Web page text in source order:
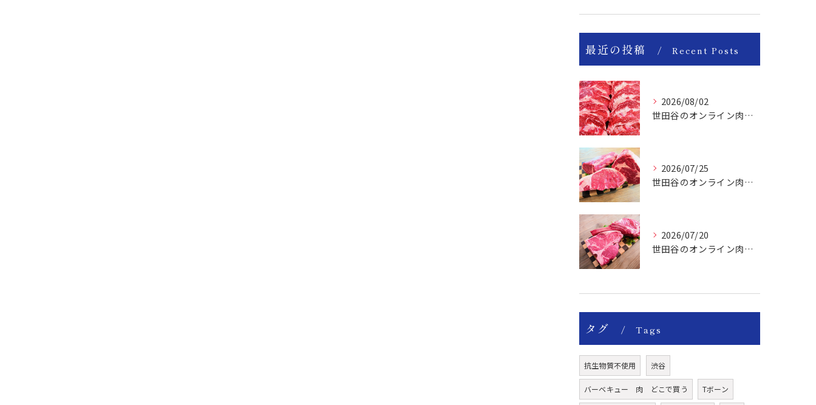
最近の投稿 Recent Posts
2026/08/02
世田谷のオンライン肉屋は厳選輸入牛を取り扱っています。
2026/07/25
世田谷のオンライン肉屋の輸入牛は特別です。
2026/07/20
世田谷のオンライン肉屋のトマホークやTボーンで楽しいBBQー！
タグ Tags
抗生物質不使用 渋谷
バーベキュー 肉 どこで買う Tボーン